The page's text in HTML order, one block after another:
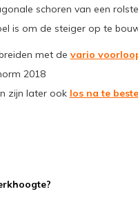
schoren van een
is om de steiger op te
met de vario
2018
zijn later ook los na te